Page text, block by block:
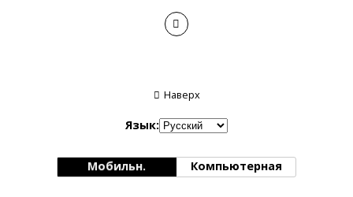
Наверх
Язык:
Мобильн. Компьютерная